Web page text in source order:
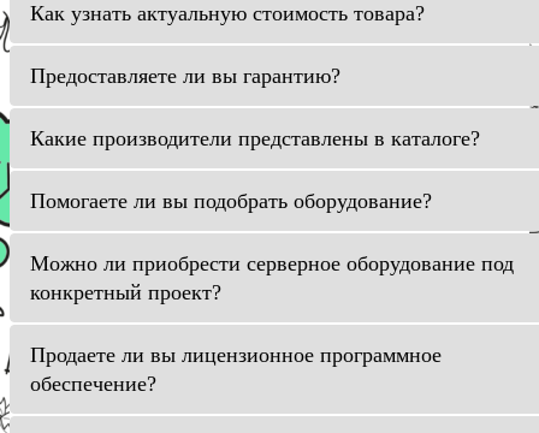
Как узнать актуальную стоимость товара?
Предоставляете ли вы гарантию?
Какие производители представлены в каталоге?
Помогаете ли вы подобрать оборудование?
Можно ли приобрести серверное оборудование под
конкретный проект?
Продаете ли вы лицензионное программное
обеспечение?